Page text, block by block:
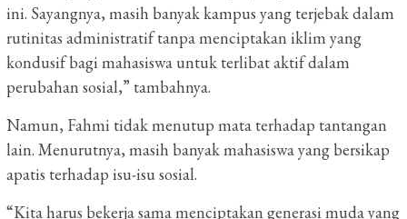
ini. Sayangnya, masih banyak kampus yang terjebak dalam
rutinitas administratif tanpa menciptakan iklim yang
kondusif bagi mahasiswa untuk terlibat aktif dalam
perubahan sosial,” tambahnya.
Namun, Fahmi tidak menutup mata terhadap tantangan
lain. Menurutnya, masih banyak mahasiswa yang bersikap
apatis terhadap isu-isu sosial.
“Kita harus bekerja sama menciptakan generasi muda yang